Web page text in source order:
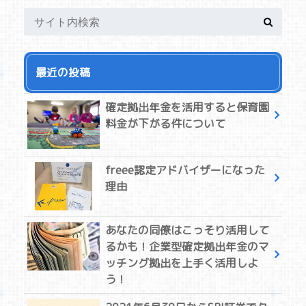
最近の投稿
確定拠出年金を活用すると保育園
料金が下がる件について
freee認定アドバイザーになった
理由
あなたの同僚はこっそり活用して
るかも！企業型確定拠出年金のマ
ッチング拠出を上手く活用しよ
う！